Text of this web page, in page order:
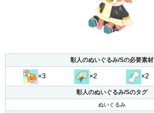
彰人のぬいぐるみ/Sの必要素材
×3 ×2 ×2
彰人のぬいぐるみ/Sのタグ
ぬいぐるみ